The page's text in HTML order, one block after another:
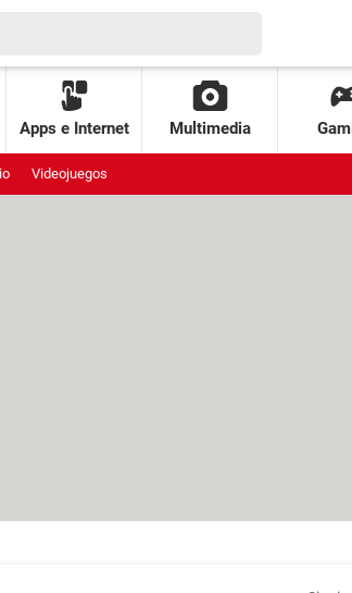
Apps e Internet Multimedia
Videojuegos